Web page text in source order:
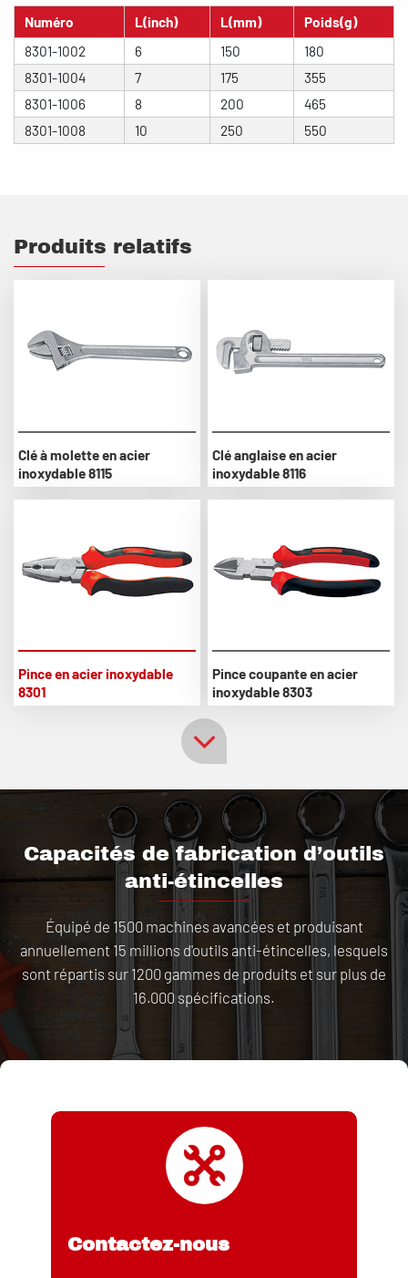
Numéro L(inch) L(mm)
Poids(g)
8301-1002
6 150
180
8301-1004
7 175
355
8301-1006
8 200
465
8301-1008
10 250 550
Produits relatifs
Clé à molette en acier
inoxydable 8115
Clé anglaise en acier
inoxydable 8116
Pince en acier inoxydable
8301
Pince coupante en acier
inoxydable 8303
Capacités de fabrication d’outils
anti-étincelles
Équipé de 1500 machines avancées et produisant
annuellement 15 millions d'outils anti-étincelles, lesquels
sont répartis sur 1200 gammes de produits et sur plus de
16.000 spécifications.
Contactez-nous